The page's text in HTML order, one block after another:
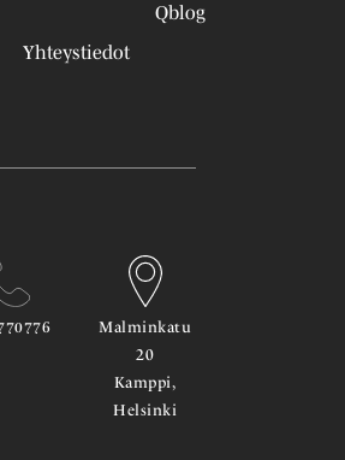
Qblog
Yhteystiedot
Malminkatu
20
Kamppi,
Helsinki